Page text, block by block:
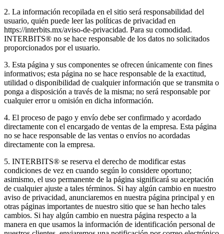
2. La información recopilada en el sitio será responsabilidad del
usuario, quién puede leer las políticas de privacidad en
https://interbits.mx/aviso-de-privacidad. Para su comodidad.
INTERBITS® no se hace responsable de los datos no solicitados
proporcionados por el usuario.
3. Esta página y sus componentes se ofrecen únicamente con fines
informativos; esta página no se hace responsable de la exactitud,
utilidad o disponibilidad de cualquier información que se transmita o
ponga a disposición a través de la misma; no será responsable por
cualquier error u omisión en dicha información.
4. El proceso de pago y envío debe ser confirmado y acordado
directamente con el encargado de ventas de la empresa. Esta página
no se hace responsable de las ventas o envíos no acordadas
directamente con la empresa.
5. INTERBITS® se reserva el derecho de modificar estas
condiciones de vez en cuando según lo considere oportuno;
asimismo, el uso permanente de la página significará su aceptación
de cualquier ajuste a tales términos. Si hay algún cambio en nuestro
aviso de privacidad, anunciaremos en nuestra página principal y en
otras páginas importantes de nuestro sitio que se han hecho tales
cambios. Si hay algún cambio en nuestra página respecto a la
manera en que usamos la información de identificación personal de